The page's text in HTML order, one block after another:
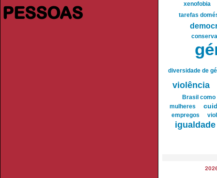
PESSOAS
xenofobia
tarefas
diversidade de
violência
Brasil como
mulheres
empregos
igualdade